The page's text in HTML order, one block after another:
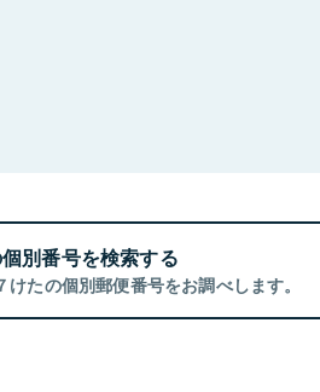
別番号を検索する
けたの個別郵便番号をお調べします。